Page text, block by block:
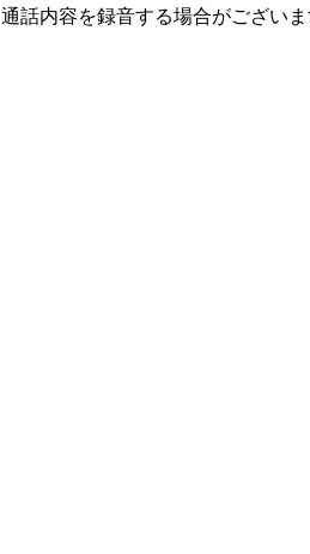
話内容を録音する場合がございま